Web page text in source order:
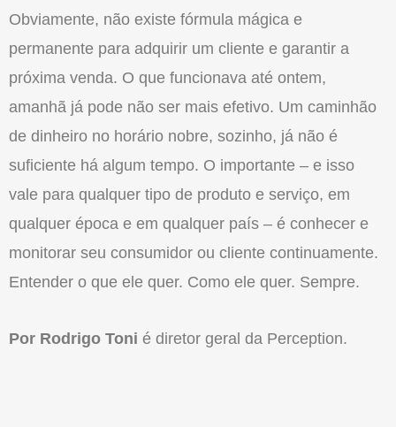
Obviamente, não existe fórmula mágica e
permanente para adquirir um cliente e garantir a
próxima venda. O que funcionava até ontem,
amanhã já pode não ser mais efetivo. Um caminhão
de dinheiro no horário nobre, sozinho, já não é
suficiente há algum tempo. O importante – e isso
vale para qualquer tipo de produto e serviço, em
qualquer época e em qualquer país – é conhecer e
monitorar seu consumidor ou cliente continuamente.
Entender o que ele quer. Como ele quer. Sempre.
Por Rodrigo Toni é diretor geral da Perception.